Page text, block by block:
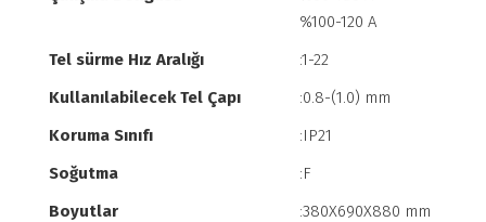
%100-120 A
Tel sürme Hız Aralığı
:1-22
Kullanılabilecek Tel Çapı
:0.8-(1.0) mm
Koruma Sınıfı
:IP21
Soğutma
:F
Boyutlar
:380X690X880 mm